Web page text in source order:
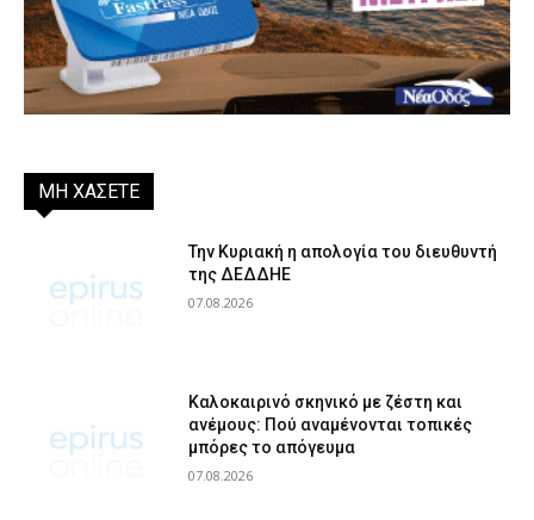
ΜΗ ΧΑΣΕΤΕ
Την Κυριακή η απολογία του διευθυντή
της ΔΕΔΔΗΕ
07.08.2026
Καλοκαιρινό σκηνικό με ζέστη και
ανέμους: Πού αναμένονται τοπικές
μπόρες το απόγευμα
07.08.2026